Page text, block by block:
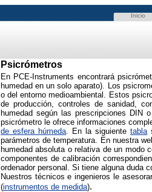
Inicio
Psicrómetros
En PCE-Instruments encontrará
humedad en un solo aparato). Los
o del entorno medioambiental. Estos
de producción, controles de sanidad,
humedad según las prescripciones
psicrómetro le ofrece informaciones
de esfera húmeda. En la siguientetabla
parámetros de temperatura. En nuestra
humedad absoluta o relativa de un modo
componentes de calibración
ordenador personal. Si tiene alguna duda
Nuestros técnicos e ingenieros le
(instrumentos de medida).